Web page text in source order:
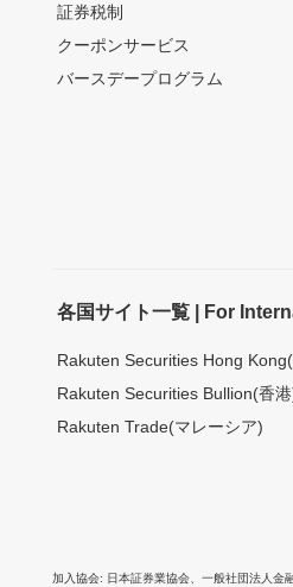
証券税制
クーポンサービス
バースデープログラム
各国サイト一覧 | For
Rakuten Securities Hong
Rakuten Securities Bullion(香
Rakuten Trade(マレーシア)
加入協会 日本証券業協会 一般社団法人金